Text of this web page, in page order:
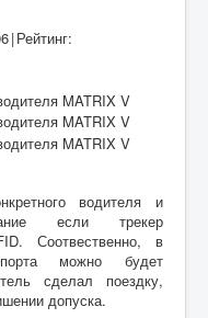
|Рейтинг:
водителя и
если трекер
Соотвественно, в
можно будет
сделал поездку,
допуска.